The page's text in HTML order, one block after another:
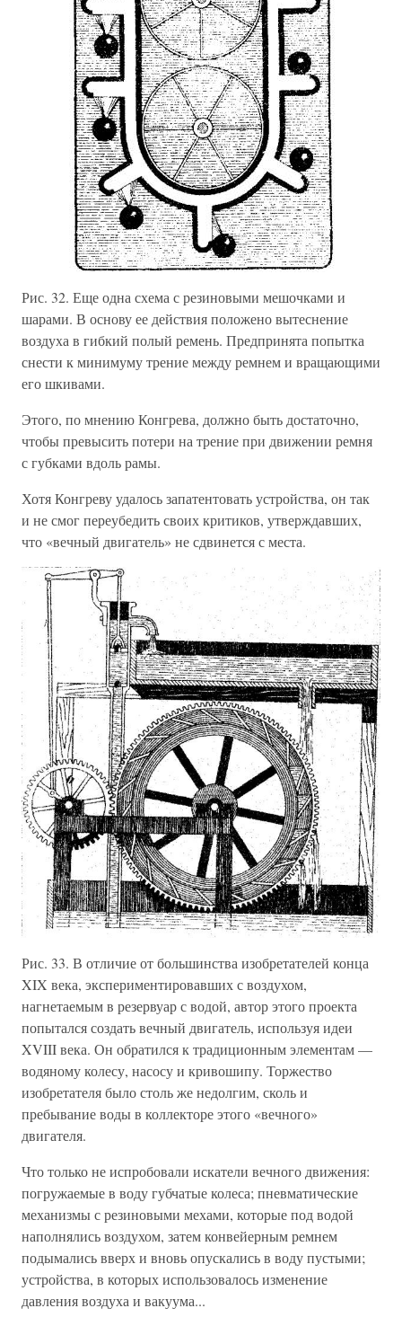
Рис. 32. Еще одна схема с резиновыми мешочками и
шарами. В основу ее действия положено вытеснение
воздуха в гибкий полый ремень. Предпринята попытка
снести к минимуму трение между ремнем и вращающими
его шкивами.
Этого, по мнению Конгрева, должно быть достаточно,
чтобы превысить потери на трение при движении ремня
с губками вдоль рамы.
Хотя Конгреву удалось запатентовать устройства, он так
и не смог переубедить своих критиков, утверждавших,
что «вечный двигатель» не сдвинется с места.
Рис. 33. В отличие от большинства изобретателей конца
XIX века, экспериментировавших с воздухом,
нагнетаемым в резервуар с водой, автор этого проекта
попытался создать вечный двигатель, используя идеи
XVIII века. Он обратился к традиционным элементам —
водяному колесу, насосу и кривошипу. Торжество
изобретателя было столь же недолгим, сколь и
пребывание воды в коллекторе этого «вечного»
двигателя.
Что только не испробовали искатели вечного движения:
погружаемые в воду губчатые колеса; пневматические
механизмы с резиновыми мехами, которые под водой
наполнялись воздухом, затем конвейерным ремнем
подымались вверх и вновь опускались в воду пустыми;
устройства, в которых использовалось изменение
давления воздуха и вакуума...